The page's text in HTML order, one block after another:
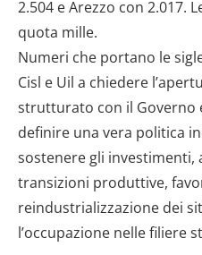
2.504 e Arezzo con 2.017.
quota mille.
Numeri che portano le
Cisl e Uil a chiedere
strutturato con il Governo
definire una vera politica
sostenere gli investimenti,
transizioni produttive,
reindustrializzazione dei
l’occupazione nelle filiere